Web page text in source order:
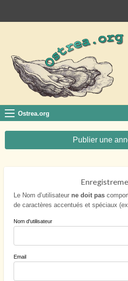
Le site des professionnels de la
Ostrea.org
Publier une
Le Nom d’utilisateur ne doit pas
de caractères accentués et spéciaux
Nom d'utilisateur
Email